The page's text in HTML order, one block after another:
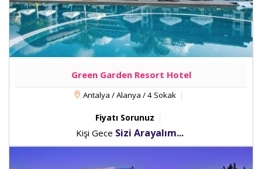
Green Garden Resort Hotel
Antalya / Alanya / 4 Sokak
Fiyatı Sorunuz
Kişi Gece Sizi Arayalım...